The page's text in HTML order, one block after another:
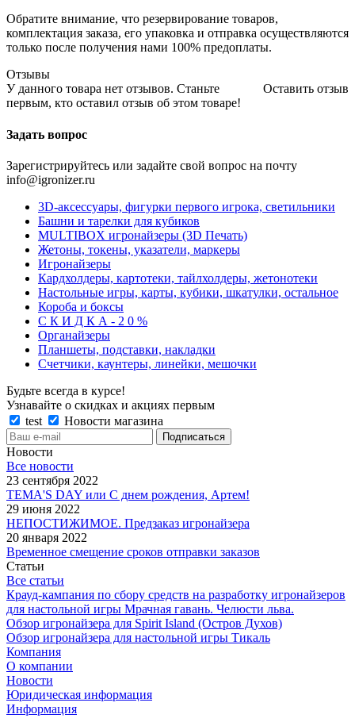
Обратите внимание, что резервирование товаров,
комплектация заказа, его упаковка и отправка осуществляются
только после получения нами 100% предоплаты.
Отзывы
Оставить отзыв
У данного товара нет отзывов. Станьте
первым, кто оставил отзыв об этом товаре!
Задать вопрос
Зарегистрируйтесь или задайте свой вопрос на почту
info@igronizer.ru
3D-аксессуары, фигурки первого игрока, светильники
Башни и тарелки для кубиков
MULTIBOX игронайзеры (3D Печать)
Жетоны, токены, указатели, маркеры
Игронайзеры
Кардхолдеры, картотеки, тайлхолдеры, жетонотеки
Настольные игры, карты, кубики, шкатулки, остальное
Короба и боксы
С К И Д К А - 2 0 %
Органайзеры
Планшеты, подставки, накладки
Счетчики, каунтеры, линейки, мешочки
Будьте всегда в курсе!
Узнавайте о скидках и акциях первым
test
Новости магазина
Новости
Все новости
23 сентября 2022
TEMA'S DAY или С днем рождения, Артем!
29 июня 2022
НЕПОСТИЖИМОЕ. Предзаказ игронайзера
20 января 2022
Временное смещение сроков отправки заказов
Статьи
Все статьи
Крауд-кампания по сбору средств на разработку игронайзеров
для настольной игры Мрачная гавань. Челюсти льва.
Обзор игронайзера для Spirit Island (Остров Духов)
Обзор игронайзера для настольной игры Тикаль
Компания
О компании
Новости
Юридическая информация
Информация